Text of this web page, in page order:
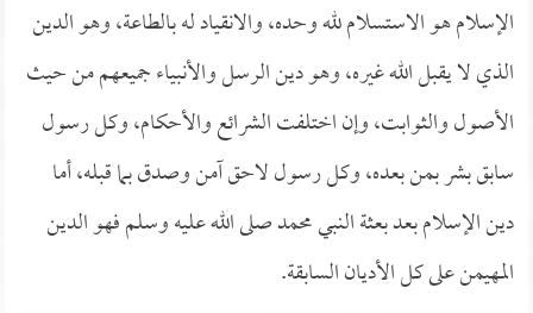
الإسلام هو الاستسلام لله وحده، والانقياد له بالطاعة، وهو الدين
الذي لا يقبل الله غيره، وهو دين الرسل والأنبياء جميعهم من حيث
الأصول والثوابت، وإن اختلفت الشرائع والأحكام، وكل رسول
سابق بشر بمن بعده، وكل رسول لاحق آمن وصدق بما قبله، أما
دين الإسلام بعد بعثة النبي محمد صلى الله عليه وسلم فهو الدين
المهيمن على كل الأديان السابقة.